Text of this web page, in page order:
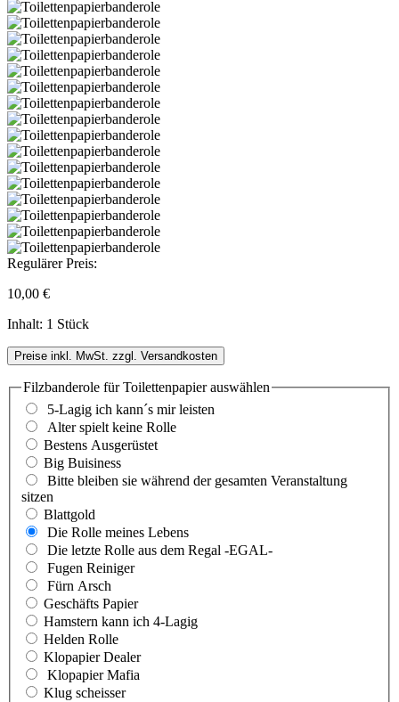
Regulärer Preis:
10,00 €
Inhalt: 1 Stück
Preise inkl. MwSt. zzgl. Versandkosten
Filzbanderole für Toilettenpapierauswählen
5-Lagig ich kann´s mir leisten
Alter spielt keine Rolle
Bestens Ausgerüstet
Big Buisiness
Bitte bleiben sie während der gesamten Veranstaltung
sitzen
Blattgold
Die Rolle meines Lebens
Die letzte Rolle aus dem Regal -EGAL-
Fugen Reiniger
Fürn Arsch
Geschäfts Papier
Hamstern kann ich 4-Lagig
Helden Rolle
Klopapier Dealer
Klopapier Mafia
Klug scheisser